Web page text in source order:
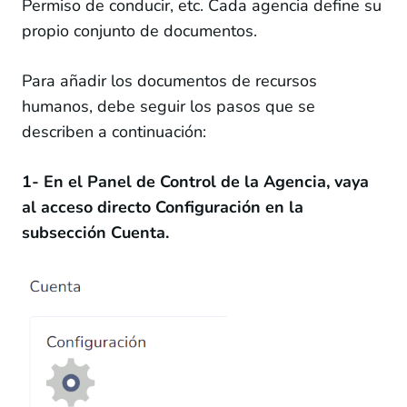
Reportes
Añadiendo documentos de RRHH a Configuración
Restringir las acciones de los usuarios debido a
Facturas
Clientes
Administrar
Guardar la firma del usuario
Permiso de conducir, etc. Cada agencia define su
propio conjunto de documentos.
Para añadir los documentos de recursos
humanos, debe seguir los pasos que se
describen a continuación:
1- En el Panel de Control de la Agencia, vaya
al acceso directo Configuración en la
subsección Cuenta.